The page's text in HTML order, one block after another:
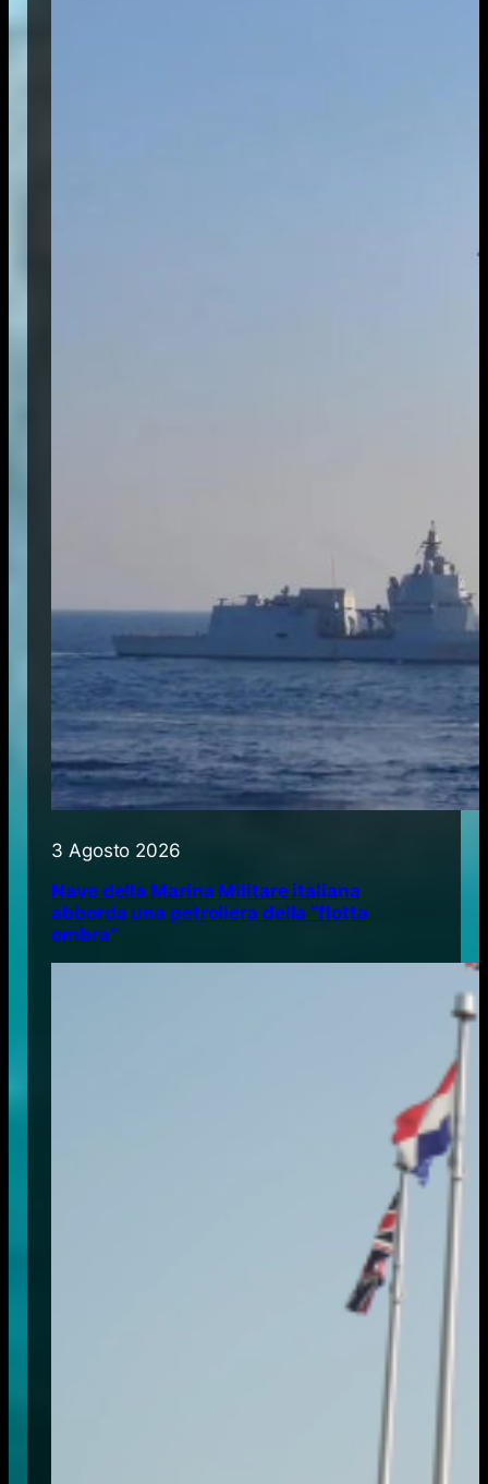
3 Agosto 2026
Nave della Marina Militare italiana
abborda una petroliera della “flotta
ombra”